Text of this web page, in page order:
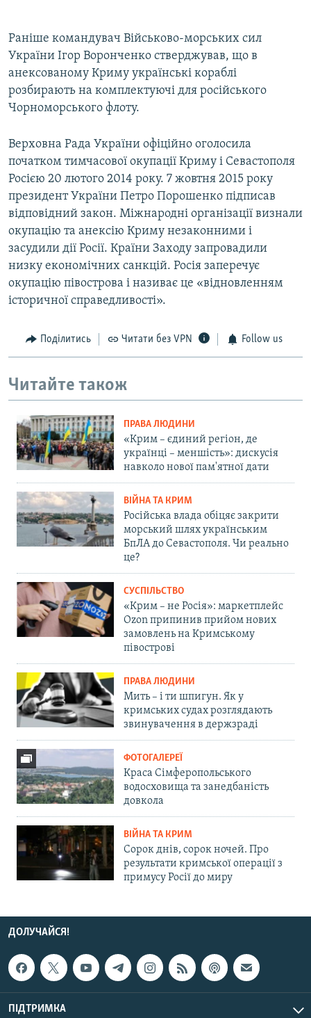
Раніше командувач Військово-морських сил
України Ігор Воронченко стверджував, що в
анексованому Криму українські кораблі
розбирають на комплектуючі для російського
Чорноморського флоту.
Верховна Рада України офіційно оголосила
початком тимчасової окупації Криму і Севастополя
Росією 20 лютого 2014 року. 7 жовтня 2015 року
президент України Петро Порошенко підписав
відповідний закон. Міжнародні організації визнали
окупацію та анексію Криму незаконними і
засудили дії Росії. Країни Заходу запровадили
низку економічних санкцій. Росія заперечує
окупацію півострова і називає це «відновленням
історичної справедливості».
Поділитись Читати без VPN Follow us
Читайте також
ПРАВА ЛЮДИНИ
«Крим – єдиний регіон, де
українці – меншість»: дискусія
навколо нової пам'ятної дати
ВІЙНА ТА КРИМ
Російська влада обіцяє закрити
морський шлях українським
БпЛА до Севастополя. Чи реально
це?
СУСПІЛЬСТВО
«Крим – не Росія»: маркетплейс
Ozon припинив прийом нових
замовлень на Кримському
півострові
ПРАВА ЛЮДИНИ
Мить – і ти шпигун. Як у
кримських судах розглядають
звинувачення в держзраді
ФОТОГАЛЕРЕЇ
Краса Сімферопольського
водосховища та занедбаність
довкола
ВІЙНА ТА КРИМ
Сорок днів, сорок ночей. Про
результати кримської операції з
примусу Росії до миру
ДОЛУЧАЙСЯ!
ПІДТРИМКА